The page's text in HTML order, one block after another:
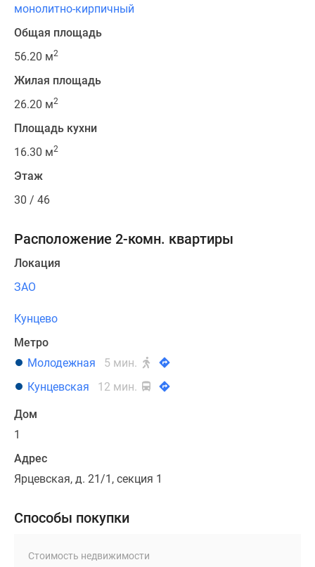
монолитно-кирпичный
Общая площадь
56.20 м2
Жилая площадь
26.20 м2
Площадь кухни
16.30 м2
Этаж
30 / 46
Расположение 2-комн. квартиры
Локация
ЗАО
Кунцево
Метро
Молодежная
5 мин.
Кунцевская
12 мин.
Дом
1
Адрес
Ярцевская, д. 21/1, секция 1
Способы покупки
Стоимость недвижимости